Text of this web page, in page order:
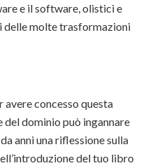
e il software, olistici e
delle molte trasformazioni
avere concesso questa
dominio può ingannare
anni una riflessione sulla
del tuo libro